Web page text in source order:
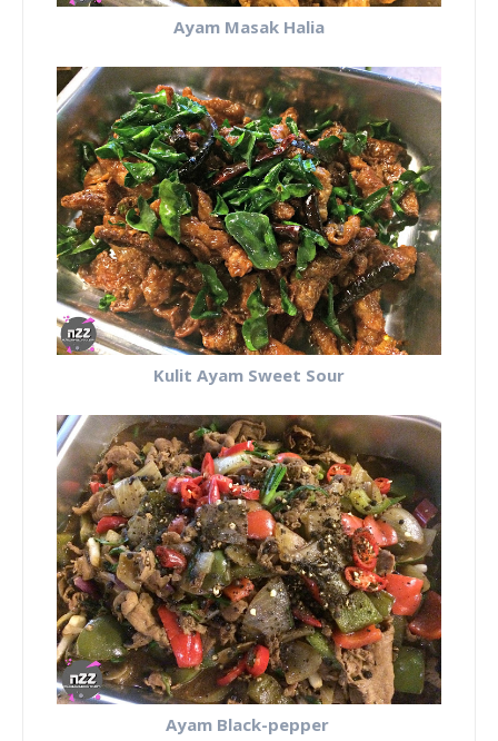
Ayam Masak Halia
Kulit Ayam Sweet Sour
Ayam Black-pepper